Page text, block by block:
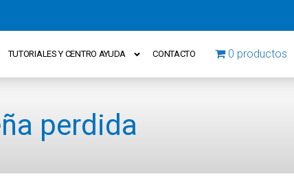
TUTORIALES Y CENTRO AYUDA CONTACTO 0 productos
perdida